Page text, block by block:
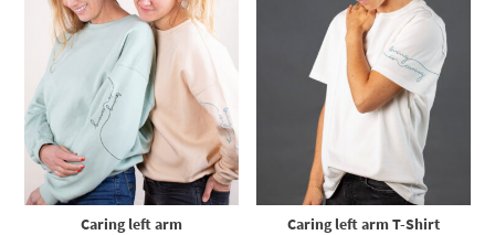
Caring left arm
Caring left arm T-Shirt